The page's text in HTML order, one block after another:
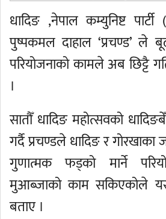
धादिङ ,नेपाल कम्युनिष्ट
पुष्पकमल दाहाल ‘प्रचण्ड’ ले
परियोजनाको कामले अब छिट्टै
।
सातौँ धादिङ महोत्सवको
गर्दै प्रचण्डले धादिङ र
गुणात्मक फड्को मार्ने
मुआब्जाको काम सकिएकोले
बताए ।